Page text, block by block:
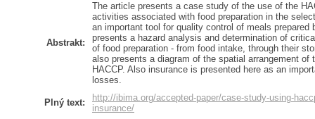
Abstrakt:
The article presents a case study of the use of the
activities associated with food preparation in the
an important tool for quality control of meals prepared
presents a hazard analysis and determination of
of food preparation - from food intake, through their
also presents a diagram of the spatial arrangement
HACCP. Also insurance is presented here as an
losses.
Plný text:
http://ibima.org/accepted-paper/case-study-using-
insurance/